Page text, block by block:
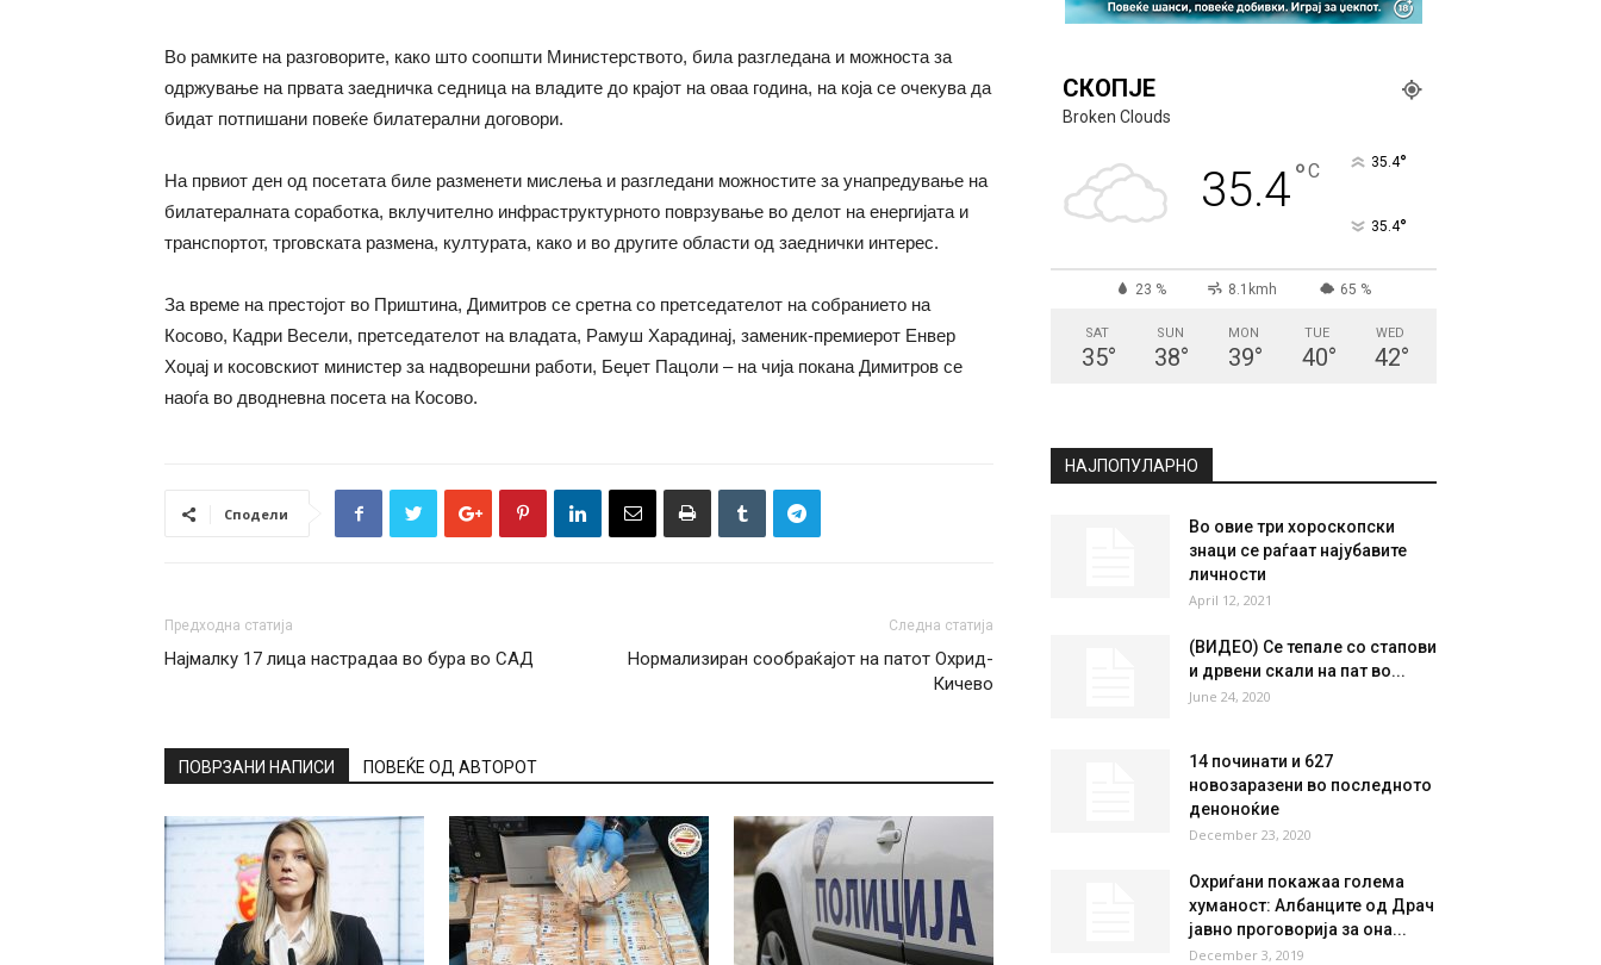
Во рамките на разговорите, како што соопшти Министерството, била разгледана и можноста за
одржување на првата заедничка седница на владите до крајот на оваа година, на која се очекува да
бидат потпишани повеќе билатерални договори.
На првиот ден од посетата биле разменети мислења и разгледани можностите за унапредување на
билатералната соработка, вклучително инфраструктурното поврзување во делот на енергијата и
транспортот, трговската размена, културата, како и во другите области од заеднички интерес.
За време на престојот во Приштина, Димитров се сретна со претседателот на собранието на
Косово, Кадри Весели, претседателот на владата, Рамуш Харадинај, заменик-премиерот Енвер
Хоџај и косовскиот министер за надворешни работи, Беџет Пацоли – на чија покана Димитров се
наоѓа во дводневна посета на Косово.
Сподели
Предходна статија
Најмалку 17 лица настрадаа во бура во САД
Следна статија
Нормализиран сообраќајот на патот Охрид-
Кичево
ПОВРЗАНИ НАПИСИ ПОВЕЌЕ ОД АВТОРОТ
СКОПЈЕ
Broken Clouds
35.4°C 35.4°
35.4°
23 % 8.1kmh 65 %
SAT
35°
SUN
38°
MON
39°
TUE
40°
WED
42°
НАЈПОПУЛАРНО
Во овие три хороскопски
знаци се раѓаат најубавите
личности
April 12, 2021
(ВИДЕО) Се тепале со стапови
и дрвени скали на пат во...
June 24, 2020
14 починати и 627
новозаразени во последното
деноноќие
December 23, 2020
Охриѓани покажаа голема
хуманост: Албанците од Драч
јавно проговорија за она...
December 3, 2019